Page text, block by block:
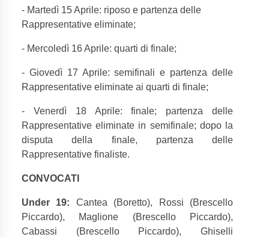
- Martedì 15 Aprile: riposo e partenza delle
Rappresentative eliminate;
- Mercoledì 16 Aprile: quarti di finale;
- Giovedì 17 Aprile: semifinali e partenza delle
Rappresentative eliminate ai quarti di finale;
- Venerdì 18 Aprile: finale; partenza delle
Rappresentative eliminate in semifinale; dopo la
disputa della finale, partenza delle
Rappresentative finaliste.
CONVOCATI
Under 19: Cantea (Boretto), Rossi (Brescello
Piccardo), Maglione (Brescello Piccardo),
Cabassi (Brescello Piccardo), Ghiselli